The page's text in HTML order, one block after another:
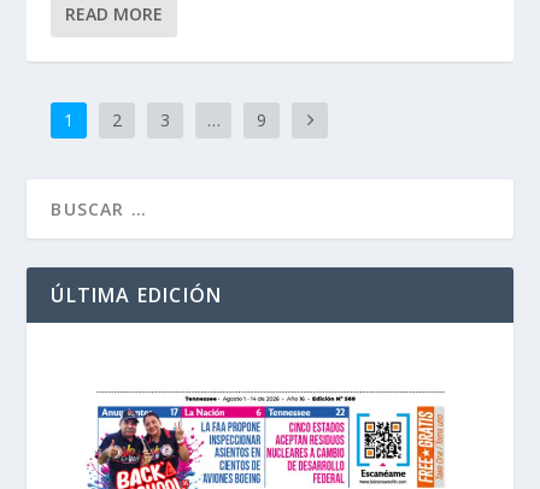
READ MORE
1 2 3 … 9
ÚLTIMA EDICIÓN